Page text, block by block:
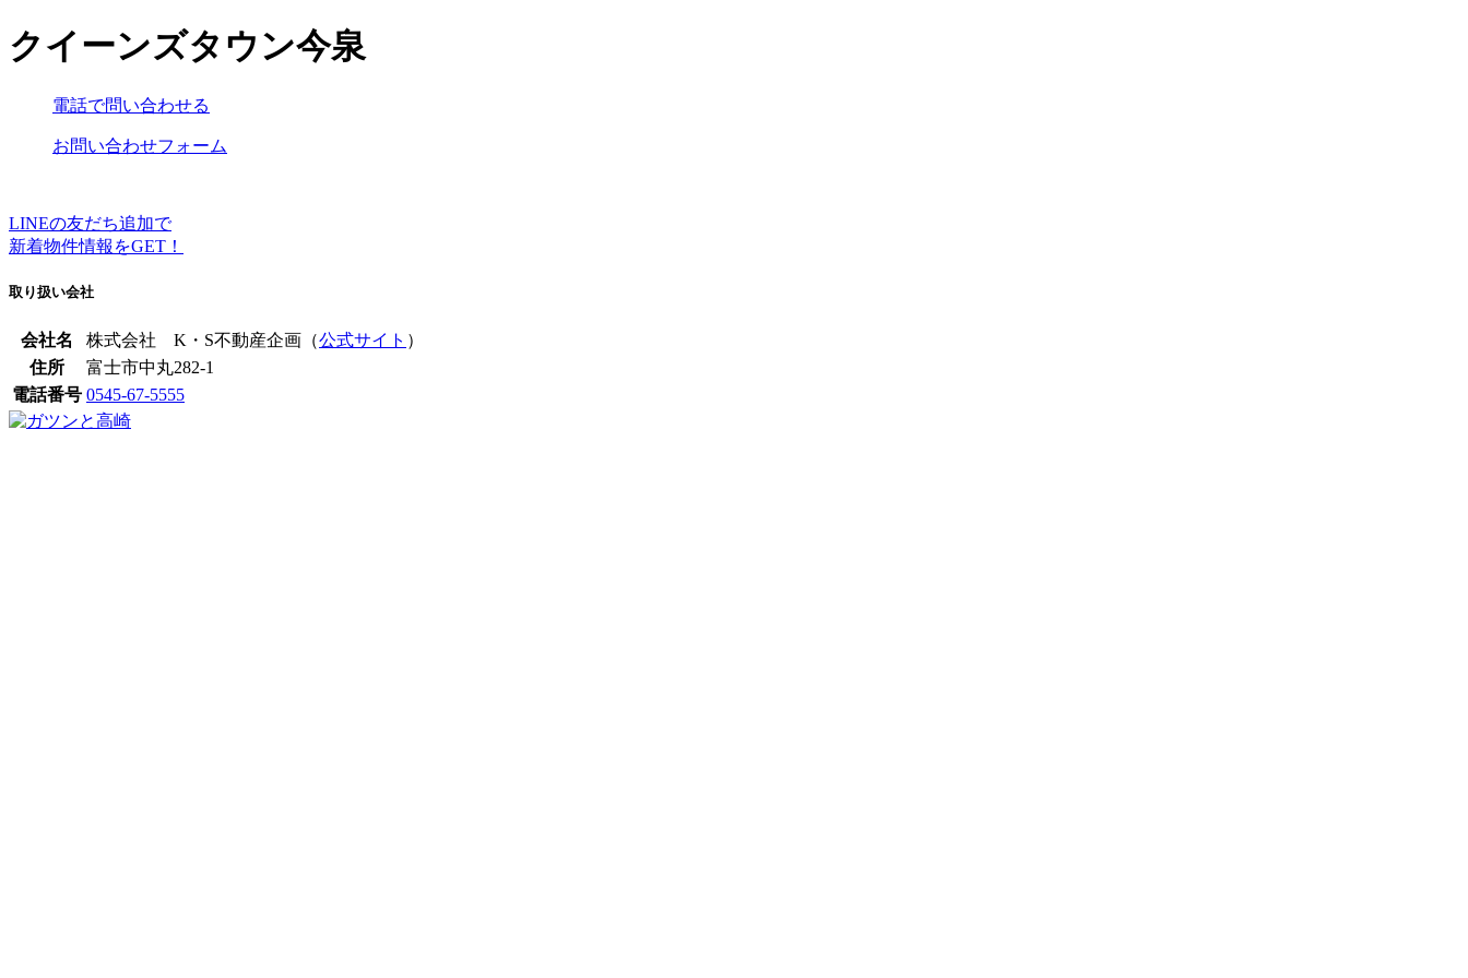
クイーンズタウン今泉
電話で問い合わせる
お問い合わせフォーム
LINEの友だち追加で
新着物件情報をGET！
取り扱い会社
会社名 株式会社 K・S不動産企画（公式サイト ）
住所
富士市中丸282-1
電話番号 0545-67-5555